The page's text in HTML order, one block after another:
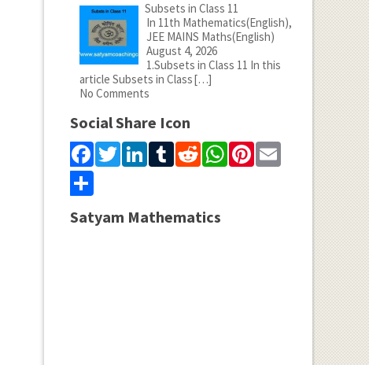
Subsets in Class 11
In 11th Mathematics(English),
JEE MAINS Maths(English)
August 4, 2026
1.Subsets in Class 11 In this
article Subsets in Class[…]
No Comments
Social Share Icon
Facebook
Twitter
LinkedIn
Tumblr
Reddit
WhatsApp
Pinterest
Email
Share
Satyam Mathematics